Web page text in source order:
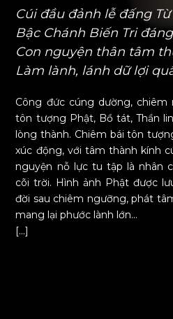
Cúi đầu đảnh lễ đấng Từ
Bậc Chánh Biến Tri
Con nguyện thân tâm
Làm lành, lánh dữ lợi
Công đức cúng dường, chiêm
tôn tượng Phật, Bồ tát, Thần
lòng thành. Chiêm bái tôn
xúc động, với tâm thành kính
nguyện nỗ lực tu tập là nhân
cõi trời. Hình ảnh Phật được
đời sau chiêm ngưỡng, phát
mang lại phước lành lớn...
[...]